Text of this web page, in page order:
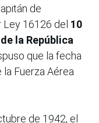
de
16126 del 10
la República
que la fecha
Fuerza Aérea
de 1942, el